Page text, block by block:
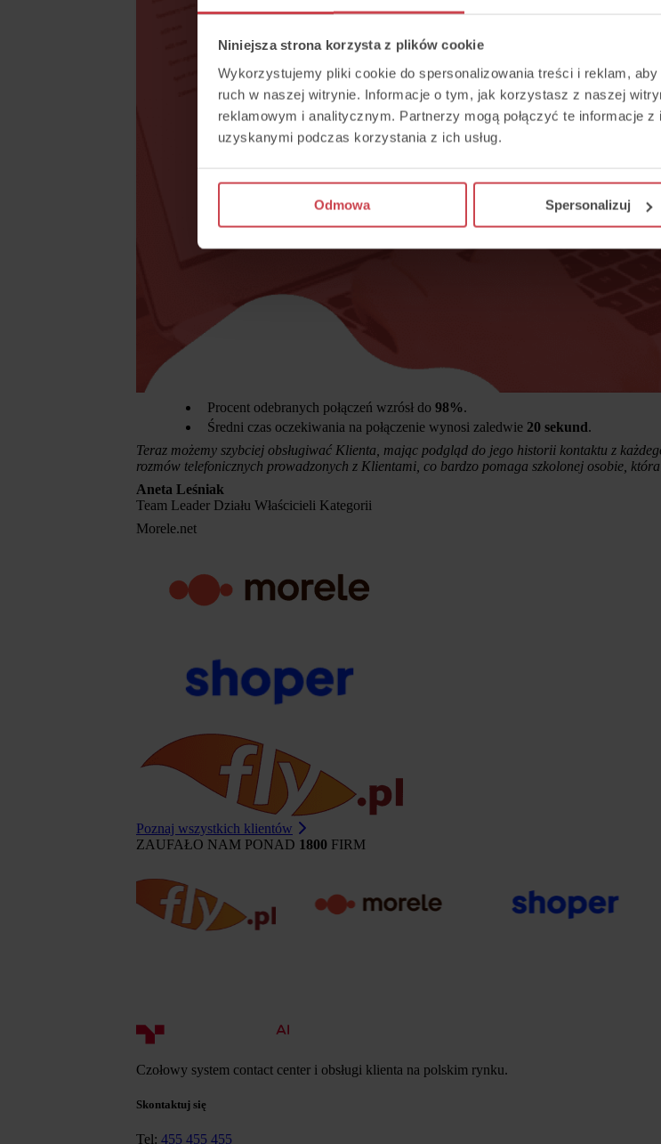
Niniejsza strona korzysta z plików cookie
Wykorzystujemy pliki cookie do spersonalizowania treści i reklam,
ruch w naszej witrynie. Informacje o tym, jak korzystasz z naszej
reklamowym i analitycznym. Partnerzy mogą połączyć te informacje
uzyskanymi podczas korzystania z ich usług.
Odmowa Spersonalizuj
Procent odebranych połączeń wzrósł do 98%.
Średni czas oczekiwania na połączenie wynosi zaledwie 20 sekund.
Teraz możemy szybciej obsługiwać Klienta, mając podgląd do jego historii kontaktu z
rozmów telefonicznych prowadzonych z Klientami, co bardzo pomaga szkolonej osobie,
Aneta Leśniak
Team Leader Działu Właścicieli Kategorii
Morele.net
Poznaj wszystkich klientów
ZAUFAŁO NAM PONAD 1800 FIRM
Czołowy system contact center i obsługi klienta na polskim rynku.
Skontaktuj się
Tel: 455 455 455